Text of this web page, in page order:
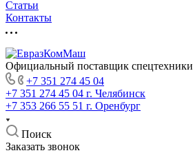
Статьи
Контакты
Официальный поставщик спецтехники
+7 351 274 45 04
+7 351 274 45 04 г. Челябинск
+7 353 266 55 51 г. Оренбург
Поиск
Заказать звонок